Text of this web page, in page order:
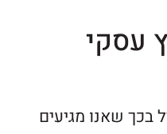
עסקי
בכך שאנו מגיעים